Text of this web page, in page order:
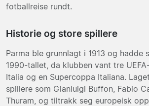
fotballreise rundt.
Historie og store spillere
Parma ble grunnlagt i 1913 og hadde
1990-tallet, da klubben vant tre
Italia og en Supercoppa Italiana.
spillere som Gianluigi Buffon, Fabio
Thuram, og tiltrakk seg europeisk